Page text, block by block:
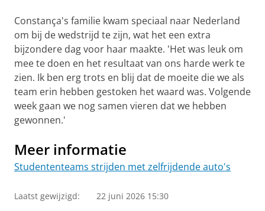
Constança's familie kwam speciaal naar Nederland
om bij de wedstrijd te zijn, wat het een extra
bijzondere dag voor haar maakte. 'Het was leuk om
mee te doen en het resultaat van ons harde werk te
zien. Ik ben erg trots en blij dat de moeite die we als
team erin hebben gestoken het waard was. Volgende
week gaan we nog samen vieren dat we hebben
gewonnen.'
Meer informatie
Studententeams strijden met zelfrijdende auto's
Laatst gewijzigd: 22 juni 2026 15:30